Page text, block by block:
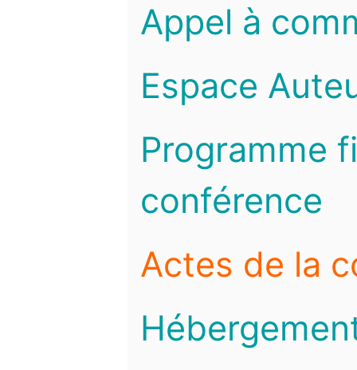
Appel à
Espace
Programme
conférence
Actes de la